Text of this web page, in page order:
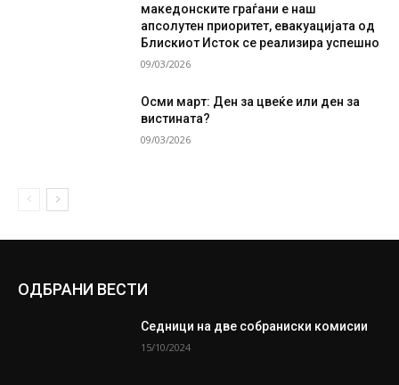
македонските граѓани е наш
апсолутен приоритет, евакуацијата од
Блискиот Исток се реализира успешно
09/03/2026
Осми март: Ден за цвеќе или ден за
вистината?
09/03/2026
ОДБРАНИ ВЕСТИ
Седници на две собраниски комисии
15/10/2024